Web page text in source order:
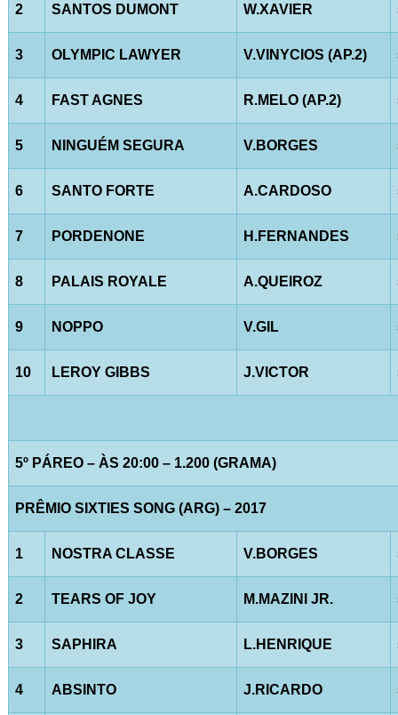
2 SANTOS DUMONT W.XAVIER
3 OLYMPIC LAWYER V.VINYCIOS (AP.2)
4 FAST AGNES R.MELO (AP.2)
5 NINGUÉM SEGURA V.BORGES
6 SANTO FORTE A.CARDOSO
7 PORDENONE H.FERNANDES
8 PALAIS ROYALE A.QUEIROZ
9 NOPPO V.GIL
10 LEROY GIBBS J.VICTOR
5º PÁREO – ÀS 20:00 – 1.200 (GRAMA)
PRÊMIO SIXTIES SONG (ARG) – 2017
1 NOSTRA CLASSE V.BORGES
2 TEARS OF JOY M.MAZINI JR.
3 SAPHIRA L.HENRIQUE
4 ABSINTO J.RICARDO